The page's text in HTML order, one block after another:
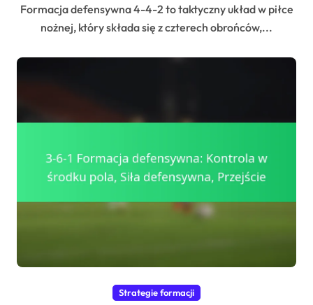
Formacja defensywna 4-4-2 to taktyczny układ w piłce
nożnej, który składa się z czterech obrońców,...
Strategie formacji